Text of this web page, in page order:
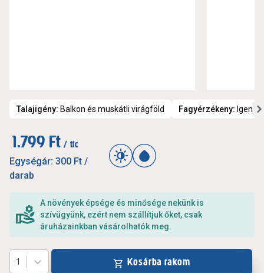
Talajigény: Balkon és muskátli virágföld Fagyérzékeny: Igen
1.799 Ft / tlc
Egységár: 300 Ft /
darab
A növények épsége és minősége nekünk is
szívügyünk, ezért nem szállítjuk őket, csak
áruházainkban vásárolhatók meg.
1 Kosárba rakom